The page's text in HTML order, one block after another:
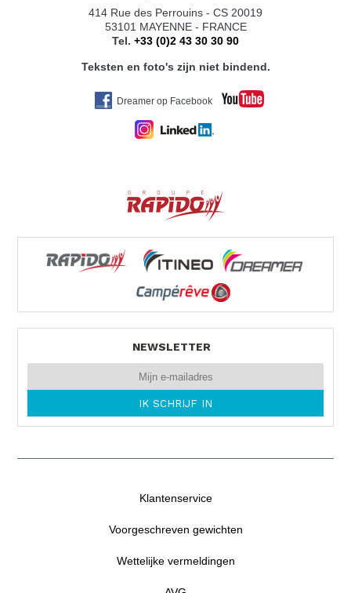
414 Rue des Perrouins - CS 20019
53101 MAYENNE - FRANCE
Tel. +33 (0)2 43 30 30 90
Teksten en foto's zijn niet bindend.
Dreamer op Facebook
NEWSLETTER
Klantenservice
Voorgeschreven gewichten
Wettelijke vermeldingen